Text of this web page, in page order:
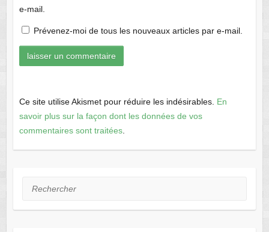
e-mail.
Prévenez-moi de tous les nouveaux articles par e-mail.
Ce site utilise Akismet pour réduire les indésirables. En
savoir plus sur la façon dont les données de vos
commentaires sont traitées.
Rechercher